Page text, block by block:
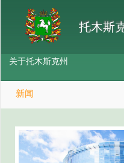
托木斯
关于托木斯克州
新闻